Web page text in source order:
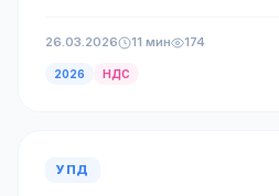
26.03.2026 11 мин 174
2026 НДС
УПД